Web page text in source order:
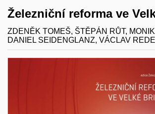
Železniční reforma ve
ZDENĚK TOMEŠ, ŠTĚPÁN RŮT,
DANIEL SEIDENGLANZ, VÁCLAV